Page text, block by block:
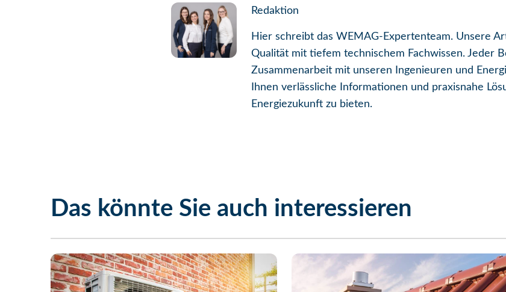
Redaktion
Hier schreibt das WEMAG-Expertenteam. Unsere
Qualität mit tiefem technischem Fachwissen. Jeder
Zusammenarbeit mit unseren Ingenieuren und
Ihnen verlässliche Informationen und praxisnahe
Energiezukunft zu bieten.
Das könnte Sie auch interessieren